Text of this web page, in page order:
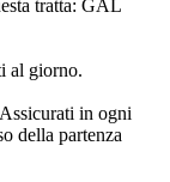
tratta: GAL
al giorno.
in ogni
della partenza